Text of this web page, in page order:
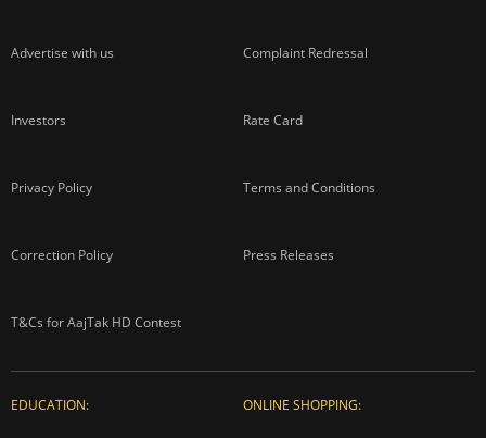
Advertise with us Complaint Redressal
Investors Rate Card
Privacy Policy Terms and Conditions
Correction Policy Press Releases
T&Cs for AajTak HD Contest
EDUCATION: ONLINE SHOPPING: